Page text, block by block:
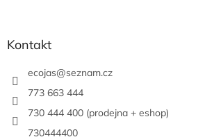
Kontakt
ecojas@seznam.cz
773 663 444
730 444 400 (prodejna + eshop)
730444400